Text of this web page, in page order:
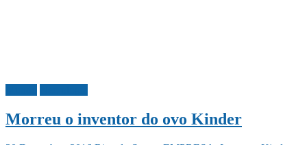
Morreu o inventor do ovo Kinder